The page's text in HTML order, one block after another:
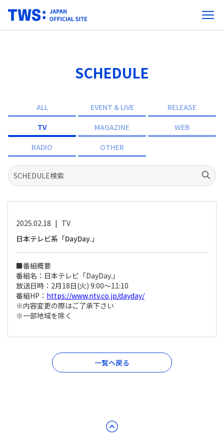
SCHEDULE
ALL EVENT & LIVE
RELEASE
TV
MAGAZINE
WEB
RADIO
OTHER
2025.02.18 | TV
日本テレビ系「DayDay.」
■番組概要
番組名：日本テレビ「DayDay.」
放送日時：2月18日(火) 9:00〜11:10
番組HP： https://www.ntv.co.jp/dayday/
※内容変更の際はご了承下さい
※一部地域を除く
一覧へ戻る